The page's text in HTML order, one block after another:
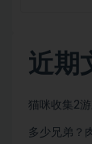
近期
猫咪收集2
多少兄弟？